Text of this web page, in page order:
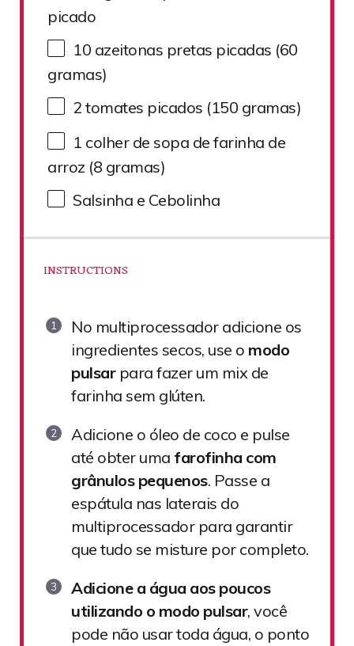
picado
10 azeitonas pretas picadas (60
gramas)
2 tomates picados (150 gramas)
1 colher de sopa de farinha de
arroz (8 gramas)
Salsinha e Cebolinha
INSTRUCTIONS
No multiprocessador adicione os
ingredientes secos, use o modo
pulsarpara fazer um mix de
farinha sem glúten.
Adicione o óleo de coco e pulse
até obter uma farofinha com
grânulos pequenos. Passe a
espátula nas laterais do
multiprocessador para garantir
que tudo se misture por completo.
Adicione a água aos poucos
utilizando o modo pulsar, você
pode não usar toda água, o ponto